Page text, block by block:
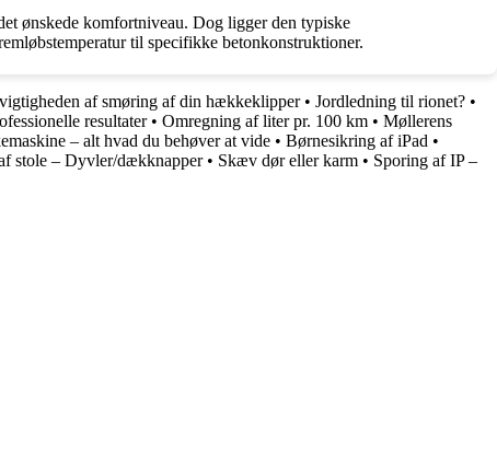
ønskede komfortniveau. Dog ligger den typiske
til specifikke betonkonstruktioner.
af smøring af din hækkeklipper• Jordledning til rionet? •
resultater• Omregning af liter pr. 100 km • Møllerens
– alt hvad du behøver at vide • Børnesikring af iPad •
stole – Dyvler/dækknapper• Skæv dør eller karm • Sporing af IP –